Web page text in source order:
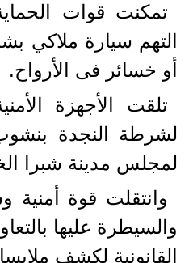
تمكنت قوات
التهم سيارة ملاكي
أو خسائر فى الأرواح.
تلقت الأجهزة
لشرطة النجدة
لمجلس مدينة شبرا
وانتقلت قوة أمنية
والسيطرة عليها
القانونية لكشف